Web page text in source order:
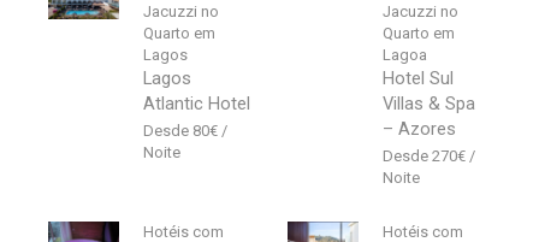
Jacuzzi no
Quarto em
Lagos
Lagos
Atlantic Hotel
80€
Jacuzzi no
Quarto em
Lagoa
Hotel Sul
Villas & Spa
– Azores
270€
Hotéis com
Hotéis com